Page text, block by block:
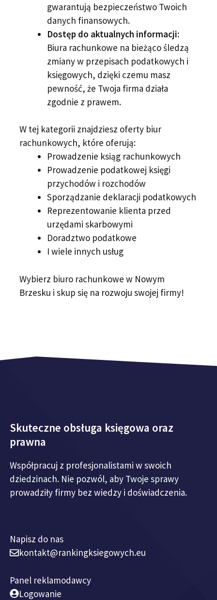
gwarantują bezpieczeństwo Twoich
danych finansowych.
Dostęp do aktualnych informacji:
Biura rachunkowe na bieżąco śledzą
zmiany w przepisach podatkowych i
księgowych, dzięki czemu masz
pewność, że Twoja firma działa
zgodnie z prawem.
W tej kategorii znajdziesz oferty biur
rachunkowych, które oferują:
Prowadzenie ksiąg rachunkowych
Prowadzenie podatkowej księgi
przychodów i rozchodów
Sporządzanie deklaracji podatkowych
Reprezentowanie klienta przed
urzędami skarbowymi
Doradztwo podatkowe
I wiele innych usług
Wybierz biuro rachunkowe w Nowym
Brzesku i skup się na rozwoju swojej firmy!
Skuteczne obsługa księgowa oraz
prawna
Współpracuj z profesjonalistami w swoich
dziedzinach. Nie pozwól, aby Twoje sprawy
prowadziły firmy bez wiedzy i doświadczenia.
Napisz do nas
kontakt@rankingksiegowych.eu
Panel reklamodawcy
Logowanie